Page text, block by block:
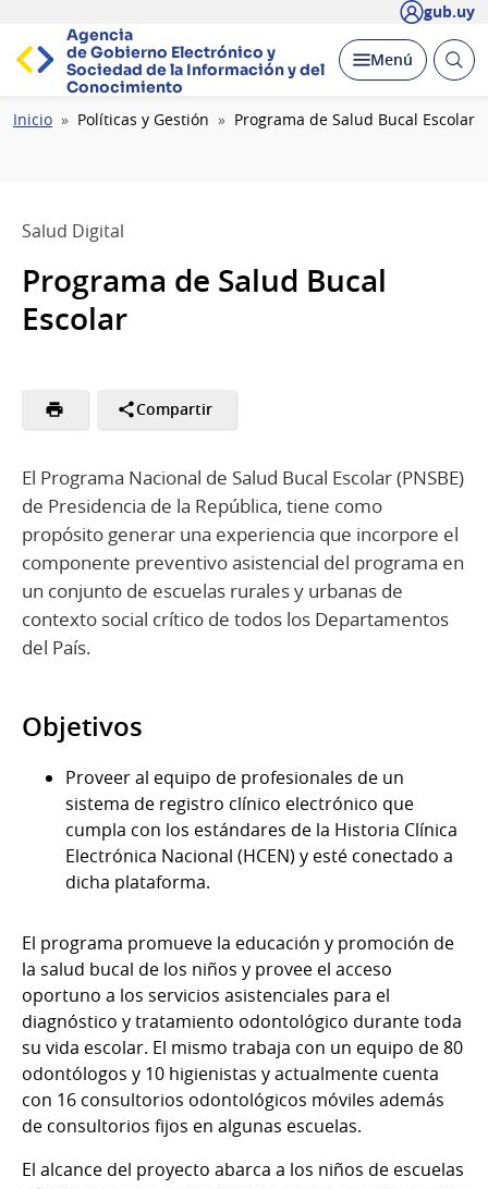
gub.uy
Agencia
de Gobierno Electrónico y
Sociedad de la Información y del
Conocimiento
Desplegar
Menú Abrir
Ruta
Inicio Políticas y Gestión Programa de Salud Bucal Escolar
Salud Digital
Programa de Salud Bucal
Escolar
Compartir
El Programa Nacional de Salud Bucal Escolar (PNSBE)
de Presidencia de la República, tiene como
propósito generar una experiencia que incorpore el
componente preventivo asistencial del programa en
un conjunto de escuelas rurales y urbanas de
contexto social crítico de todos los Departamentos
del País.
Objetivos
Proveer al equipo de profesionales de un
sistema de registro clínico electrónico que
cumpla con los estándares de la Historia Clínica
Electrónica Nacional (HCEN) y esté conectado a
dicha plataforma.
El programa promueve la educación y promoción de
la salud bucal de los niños y provee el acceso
oportuno a los servicios asistenciales para el
diagnóstico y tratamiento odontológico durante toda
su vida escolar. El mismo trabaja con un equipo de 80
odontólogos y 10 higienistas y actualmente cuenta
con 16 consultorios odontológicos móviles además
de consultorios fijos en algunas escuelas.
El alcance del proyecto abarca a los niños de escuelas